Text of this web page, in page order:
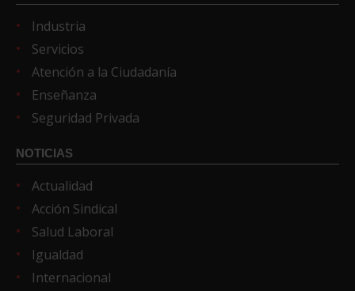
Industria
Servicios
Atención a la Ciudadanía
Enseñanza
Seguridad Privada
NOTICIAS
Actualidad
Acción Sindical
Salud Laboral
Igualdad
Internacional